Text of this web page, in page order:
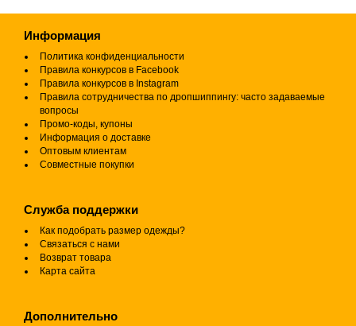
Информация
Политика конфиденциальности
Правила конкурсов в Facebook
Правила конкурсов в Instagram
Правила сотрудничества по дропшиппингу: часто задаваемые
вопросы
Промо-коды, купоны
Информация о доставке
Оптовым клиентам
Совместные покупки
Служба поддержки
Как подобрать размер одежды?
Связаться с нами
Возврат товара
Карта сайта
Дополнительно